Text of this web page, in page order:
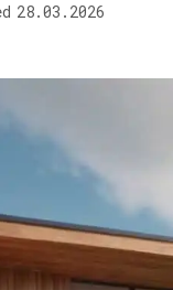
28.03.2026